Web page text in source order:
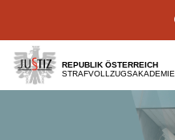
[1]
[2]
[3]
REPUBLIK ÖSTERREICH
STRAFVOLLZUGSAKADEMIE